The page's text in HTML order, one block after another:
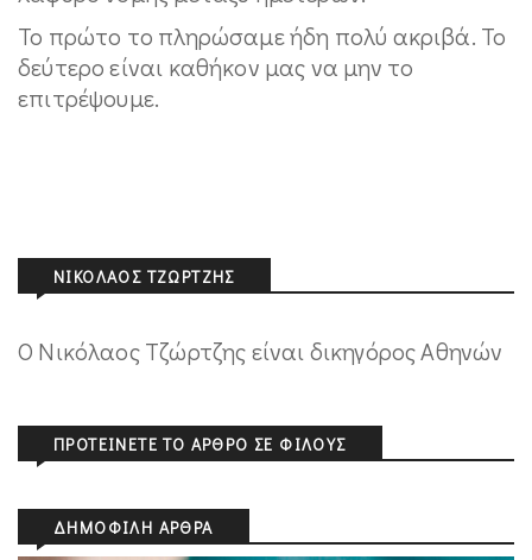
Το πρώτο το πληρώσαμε ήδη πολύ ακριβά. Το
δεύτερο είναι καθήκον μας να μην το
επιτρέψουμε.
ΝΙΚΌΛΑΟΣ ΤΖΏΡΤΖΗΣ
Ο Νικόλαος Τζώρτζης είναι δικηγόρος Αθηνών
ΠΡΟΤΕΊΝΕΤΕ ΤΟ ΆΡΘΡΟ ΣΕ ΦΊΛΟΥΣ
ΔΗΜΟΦΙΛΉ ΆΡΘΡΑ